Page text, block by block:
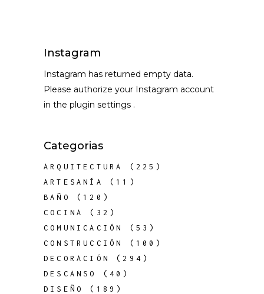
Instagram
Instagram has returned empty data.
Please authorize your Instagram account
in the plugin settings .
Categorias
ARQUITECTURA
(225)
ARTESANÍA
(11)
BAÑO
(120)
COCINA
(32)
COMUNICACIÓN
(53)
CONSTRUCCIÓN
(100)
DECORACIÓN
(294)
DESCANSO
(40)
DISEÑO
(189)